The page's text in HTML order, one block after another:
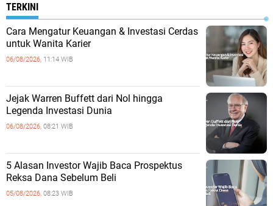
TERKINI
Cara Mengatur Keuangan & Investasi Cerdas
untuk Wanita Karier
06/08/2026, 11:14 WIB
Jejak Warren Buffett dari Nol hingga
Legenda Investasi Dunia
06/08/2026, 08:21 WIB
5 Alasan Investor Wajib Baca Prospektus
Reksa Dana Sebelum Beli
05/08/2026, 08:23 WIB